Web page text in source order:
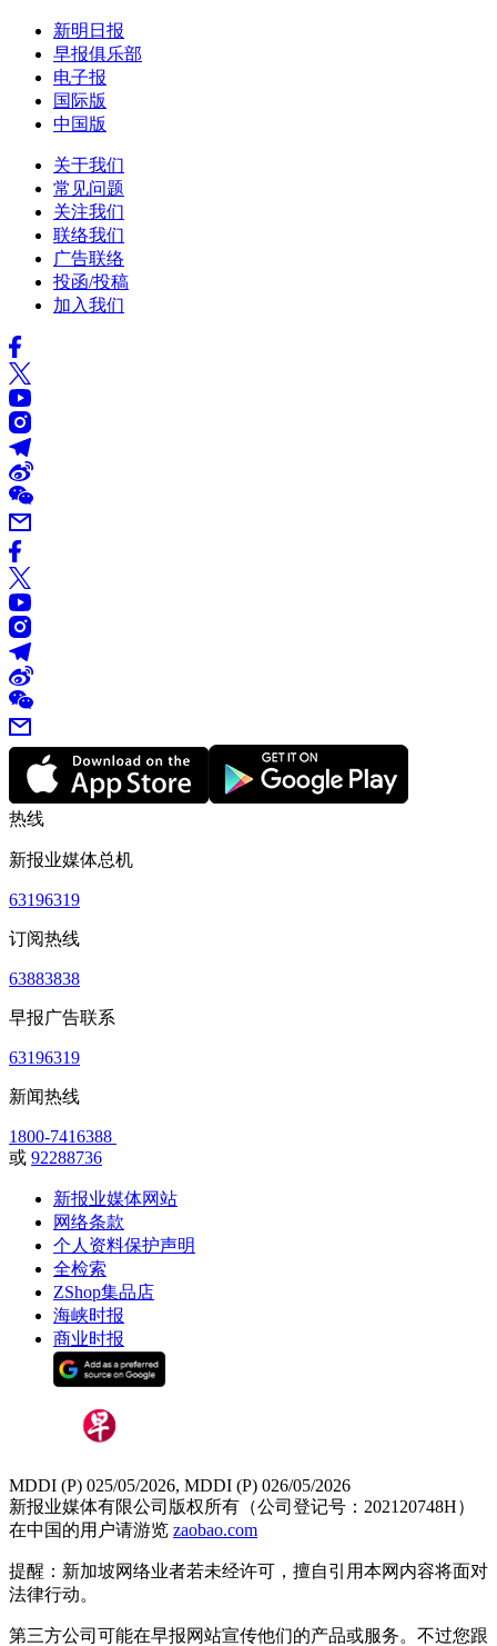
新明日报
早报俱乐部
电子报
国际版
中国版
关于我们
常见问题
关注我们
联络我们
广告联络
投函/投稿
加入我们
热线
新报业媒体总机
63196319
订阅热线
63883838
早报广告联系
63196319
新闻热线
1800-7416388
或 92288736
新报业媒体网站
网络条款
个人资料保护声明
全检索
ZShop集品店
海峡时报
商业时报
MDDI (P) 025/05/2026, MDDI (P) 026/05/2026
新报业媒体有限公司版权所有（公司登记号：202120748H）
在中国的用户请游览 zaobao.com
提醒：新加坡网络业者若未经许可，擅自引用本网内容将面对
法律行动。
第三方公司可能在早报网站宣传他们的产品或服务。不过您跟